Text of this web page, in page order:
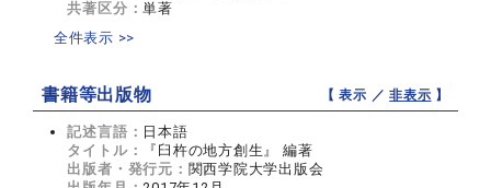
共著区分：単著
全件表示 >>
書籍等出版物 【 表示 ／非表示 】
記述言語： 日本語
タイトル：
『臼杵の地方創生』 編著
出版者・発行元： 関西学院大学出版会